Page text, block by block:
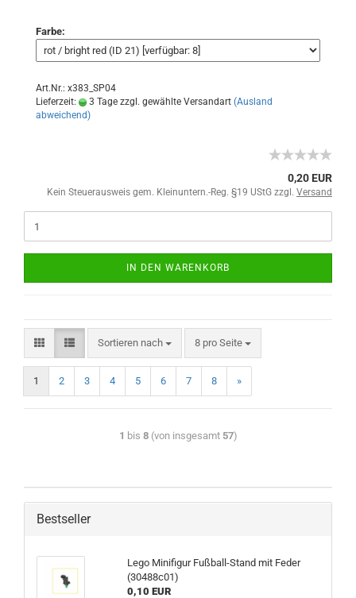
Farbe:
Art.Nr.: x383_SP04
Lieferzeit:
3 Tage zzgl. gewählte Versandart (Ausland
abweichend)
0,20 EUR
Kein Steuerausweis gem. Kleinuntern.-Reg. §19 UStG zzgl. Versand
IN DEN WARENKORB
Sortieren nach 8 pro Seite
1 2 3 4 5 6 7 8 »
1 bis 8(von insgesamt 57)
Bestseller
Lego Minifigur Fußball-Stand mit Feder
(30488c01)
0,10 EUR